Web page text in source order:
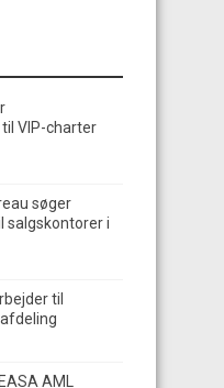
VIP-charter
søger
salgskontorer i
til
AML